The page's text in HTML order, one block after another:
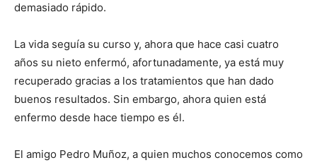
demasiado rápido.
La vida seguía su curso y, ahora que hace casi cuatro
años su nieto enfermó, afortunadamente, ya está muy
recuperado gracias a los tratamientos que han dado
buenos resultados. Sin embargo, ahora quien está
enfermo desde hace tiempo es él.
El amigo Pedro Muñoz, a quien muchos conocemos como